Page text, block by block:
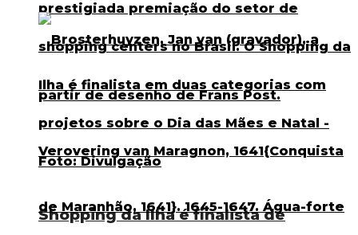
Shopping da Ilha é finalista de